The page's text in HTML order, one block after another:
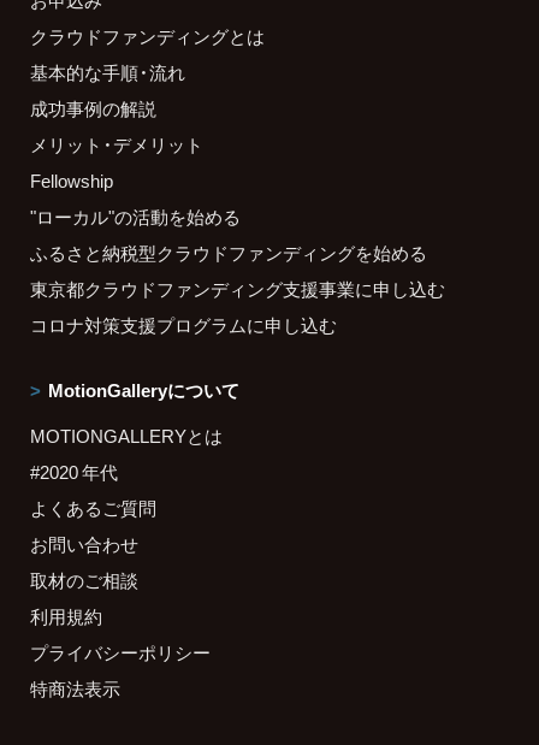
クラウドファンディングとは
基本的な手順・流れ
成功事例の解説
メリット・デメリット
Fellowship
"ローカル"の活動を始める
ふるさと納税型クラウドファンディングを始める
東京都クラウドファンディング支援事業に申し込む
コロナ対策支援プログラムに申し込む
MotionGalleryについて
MOTIONGALLERYとは
#2020 年代
よくあるご質問
お問い合わせ
取材のご相談
利用規約
プライバシーポリシー
特商法表示